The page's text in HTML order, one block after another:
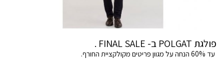
פולגת POLGAT ב- FINAL SALE .
עד 60% הנחה על מגוון פריטים מקולקציית החורף.